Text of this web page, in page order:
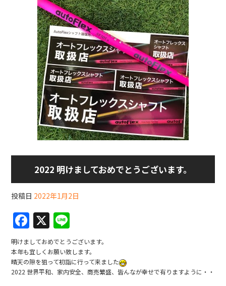
2022 明けましておめでとうございます。
投稿日 2022年1月2日
F
a
c
e
X
n
e
明けましておめでとうございます。
本年も宜しくお願い致します。
晴天の隙を狙って初詣に行って来ました
2022 世界平和、家内安全、商売繁盛、皆んなが幸せで有りますように・・